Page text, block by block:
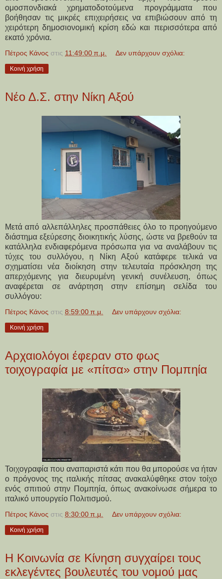
ομοσπονδιακά χρηματοδοτούμενα προγράμματα που
βοήθησαν τις μικρές επιχειρήσεις να επιβιώσουν από τη
χειρότερη δημοσιονομική κρίση εδώ και περισσότερα από
εκατό χρόνια.
Πέτρος Κάνος στις 11:49:00 π.μ. Δεν υπάρχουν σχόλια:
Κοινή χρήση
Νέο Δ.Σ. στην Νίκη Αξού
Μετά από αλλεπάλληλες προσπάθειες όλο το προηγούμενο
διάστημα εξεύρεσης διοικητικής λύσης, ώστε να βρεθούν τα
κατάλληλα ενδιαφερόμενα πρόσωπα για να αναλάβουν τις
τύχες του συλλόγου, η Νίκη Αξού κατάφερε τελικά να
σχηματίσει νέα διοίκηση στην τελευταία πρόσκληση της
απερχόμενης για διευρυμένη γενική συνέλευση, όπως
αναφέρεται σε ανάρτηση στην επίσημη σελίδα του
συλλόγου:
Πέτρος Κάνος στις 8:59:00 π.μ. Δεν υπάρχουν σχόλια:
Κοινή χρήση
Αρχαιολόγοι έφεραν στο φως
τοιχογραφία με «πίτσα» στην Πομπηία
Τοιχογραφία που αναπαριστά κάτι που θα μπορούσε να ήταν
ο πρόγονος της ιταλικής πίτσας ανακαλύφθηκε στον τοίχο
ενός σπιτιού στην Πομπηία, όπως ανακοίνωσε σήμερα το
ιταλικό υπουργείο Πολιτισμού.
Πέτρος Κάνος στις 8:30:00 π.μ. Δεν υπάρχουν σχόλια:
Κοινή χρήση
Η Κοινωνία σε Κίνηση συγχαίρει τους
εκλεγέντες βουλευτές του νομού μας